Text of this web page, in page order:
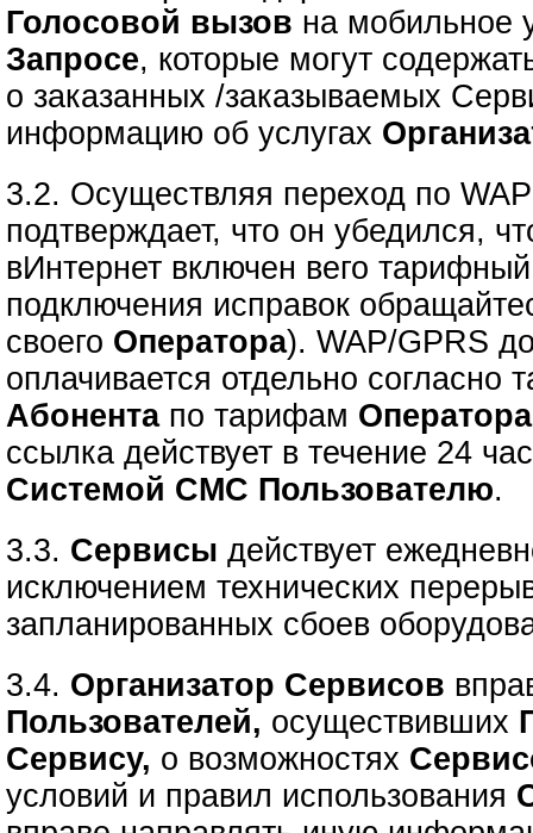
Голосовой вызов на мобильное
Запросе, которые могут
о заказанных /заказываемых
информацию об услугах
3.2. Осуществляя переход по
подтверждает, что он убедился,
вИнтернет включен вего
подключения исправок
своего Оператора). WAP/GPRS
оплачивается отдельно согласно
Абонентапо тарифам Оператора
ссылка действует в течение 24
Системой СМС Пользователю.
3.3. Сервисы действует
исключением технических
запланированных сбоев
3.4. Организатор Сервисов
Пользователей, осуществивших
Сервису, о возможностях
условий и правил использования